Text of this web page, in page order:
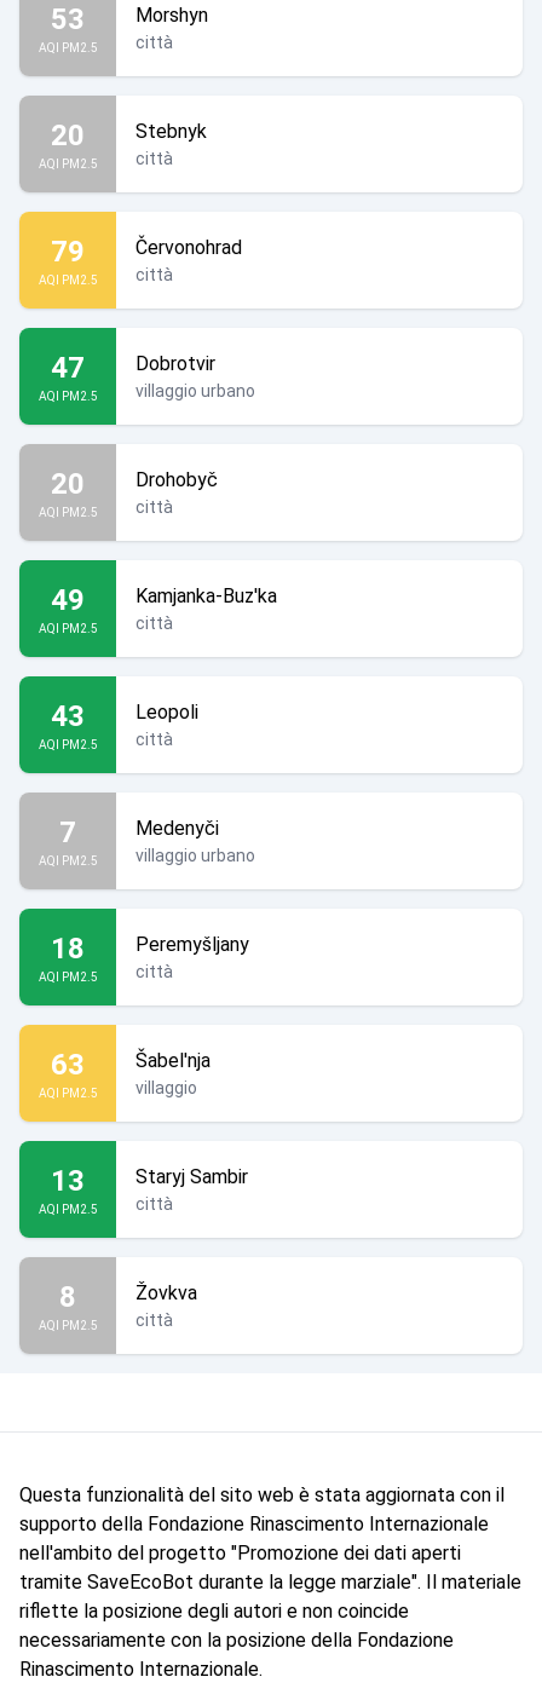
53
AQI PM2.5
Morshyn
città
20
AQI PM2.5
Stebnyk
città
79
AQI PM2.5
Červonohrad
città
47
AQI PM2.5
Dobrotvir
villaggio urbano
20
AQI PM2.5
Drohobyč
città
49
AQI PM2.5
Kamjanka-Buz'ka
città
43
AQI PM2.5
Leopoli
città
7
AQI PM2.5
Medenyči
villaggio urbano
18
AQI PM2.5
Peremyšljany
città
63
AQI PM2.5
Šabel'nja
villaggio
13
AQI PM2.5
Staryj Sambir
città
8
AQI PM2.5
Žovkva
città
Questa funzionalità del sito web è stata aggiornata con il
supporto della Fondazione Rinascimento Internazionale
nell'ambito del progetto "Promozione dei dati aperti
tramite SaveEcoBot durante la legge marziale". Il materiale
riflette la posizione degli autori e non coincide
necessariamente con la posizione della Fondazione
Rinascimento Internazionale.